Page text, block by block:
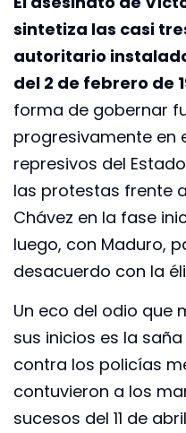
sintetiza las casi
autoritario
del 2 de febrero de
forma de gobernar
progresivamente en
represivos del
las protestas frente
Chávez en la fase
luego, con Maduro,
desacuerdo con la
Un eco del odio que
sus inicios es la
contra los policías
contuvieron a los
sucesos del 11 de